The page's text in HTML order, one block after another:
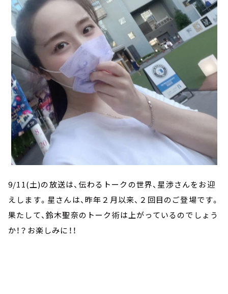
9/11(土)の放送は、伝わるトークの世界、星渉さんをお迎
えします。星さんは、昨年２月以来、２回目のご登場です。
果たして、鈴木聖奈のトーク術は上がっているのでしょう
か！？お楽しみに！！